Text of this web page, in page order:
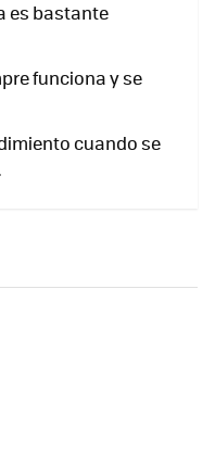
es bastante
funciona y se
cuando se